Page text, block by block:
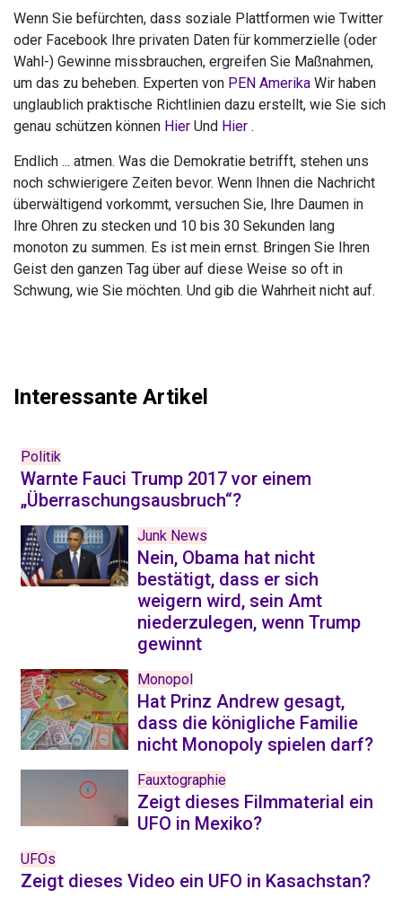
Wenn Sie befürchten, dass soziale Plattformen wie Twitter
oder Facebook Ihre privaten Daten für kommerzielle (oder
Wahl-) Gewinne missbrauchen, ergreifen Sie Maßnahmen,
um das zu beheben. Experten von PEN Amerika Wir haben
unglaublich praktische Richtlinien dazu erstellt, wie Sie sich
genau schützen können Hier Und Hier .
Endlich ... atmen. Was die Demokratie betrifft, stehen uns
noch schwierigere Zeiten bevor. Wenn Ihnen die Nachricht
überwältigend vorkommt, versuchen Sie, Ihre Daumen in
Ihre Ohren zu stecken und 10 bis 30 Sekunden lang
monoton zu summen. Es ist mein ernst. Bringen Sie Ihren
Geist den ganzen Tag über auf diese Weise so oft in
Schwung, wie Sie möchten. Und gib die Wahrheit nicht auf.
Interessante Artikel
Politik
Warnte Fauci Trump 2017 vor einem
„Überraschungsausbruch“?
Junk News
Nein, Obama hat nicht
bestätigt, dass er sich
weigern wird, sein Amt
niederzulegen, wenn Trump
gewinnt
Monopol
Hat Prinz Andrew gesagt,
dass die königliche Familie
nicht Monopoly spielen darf?
Fauxtographie
Zeigt dieses Filmmaterial ein
UFO in Mexiko?
UFOs
Zeigt dieses Video ein UFO in Kasachstan?